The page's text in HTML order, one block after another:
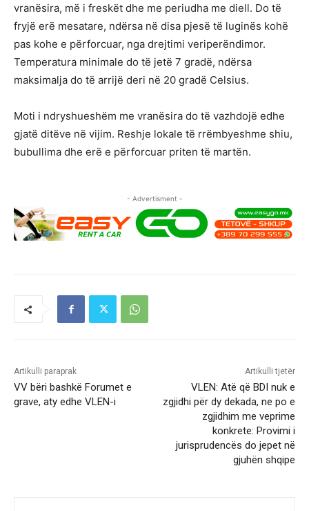
vranësira, më i freskët dhe me periudha me diell. Do të
fryjë erë mesatare, ndërsa në disa pjesë të luginës kohë
pas kohe e përforcuar, nga drejtimi veriperëndimor.
Temperatura minimale do të jetë 7 gradë, ndërsa
maksimalja do të arrijë deri në 20 gradë Celsius.
Moti i ndryshueshëm me vranësira do të vazhdojë edhe
gjatë ditëve në vijim. Reshje lokale të rrëmbyeshme shiu,
bubullima dhe erë e përforcuar priten të martën.
- Advertisment -
Artikulli paraprak
VV bëri bashkë Forumet e
grave, aty edhe VLEN-i
Artikulli tjetër
VLEN: Atë që BDI nuk e
zgjidhi për dy dekada, ne po e
zgjidhim me veprime
konkrete: Provimi i
jurisprudencës do jepet në
gjuhën shqipe